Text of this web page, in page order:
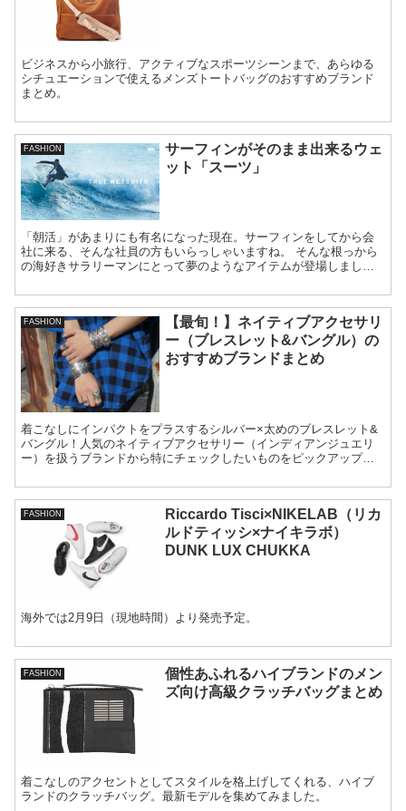
ビジネスから小旅行、アクティブなスポーツシーンまで、あらゆる
シチュエーションで使えるメンズトートバッグのおすすめブランド
まとめ。
FASHION
サーフィンがそのまま出来るウェ
ット「スーツ」
「朝活」があまりにも有名になった現在。サーフィンをしてから会
社に来る、そんな社員の方もいらっしゃいますね。 そんな根っから
の海好きサラリーマンにとって夢のようなアイテムが登場しまし
FASHION
【最旬！】ネイティブアクセサリ
ー（ブレスレット&バングル）の
おすすめブランドまとめ
着こなしにインパクトをプラスするシルバー×太めのブレスレット&
バングル！人気のネイティブアクセサリー（インディアンジュエリ
ー）を扱うブランドから特にチェックしたいものをピックアップし
FASHION
Riccardo Tisci×NIKELAB（リカ
ルドティッシ×ナイキラボ）
DUNK LUX CHUKKA
海外では2月9日（現地時間）より発売予定。
FASHION
個性あふれるハイブランドのメン
ズ向け高級クラッチバッグまとめ
着こなしのアクセントとしてスタイルを格上げしてくれる、ハイブ
ランドのクラッチバッグ。最新モデルを集めてみました。